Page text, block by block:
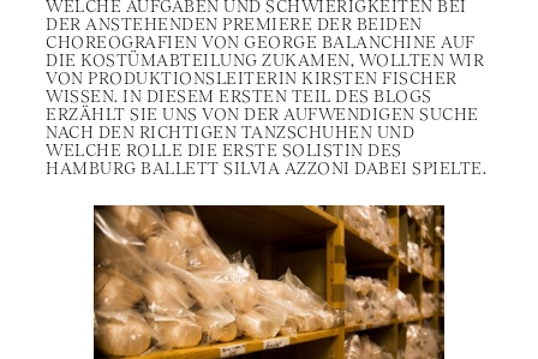
WELCHE AUFGABEN UND SCHWIERIGKEITEN BEI
DER ANSTEHENDEN PREMIERE DER BEIDEN
CHOREOGRAFIEN VON GEORGE BALANCHINE AUF
DIE KOSTÜMABTEILUNG ZUKAMEN, WOLLTEN WIR
VON PRODUKTIONSLEITERIN KIRSTEN FISCHER
WISSEN. IN DIESEM ERSTEN TEIL DES BLOGS
ERZÄHLT SIE UNS VON DER AUFWENDIGEN SUCHE
NACH DEN RICHTIGEN TANZSCHUHEN UND
WELCHE ROLLE DIE ERSTE SOLISTIN DES
HAMBURG BALLETT SILVIA AZZONI DABEI SPIELTE.